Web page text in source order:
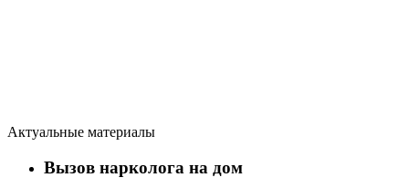
Актуальные материалы
Вызов нарколога на дом